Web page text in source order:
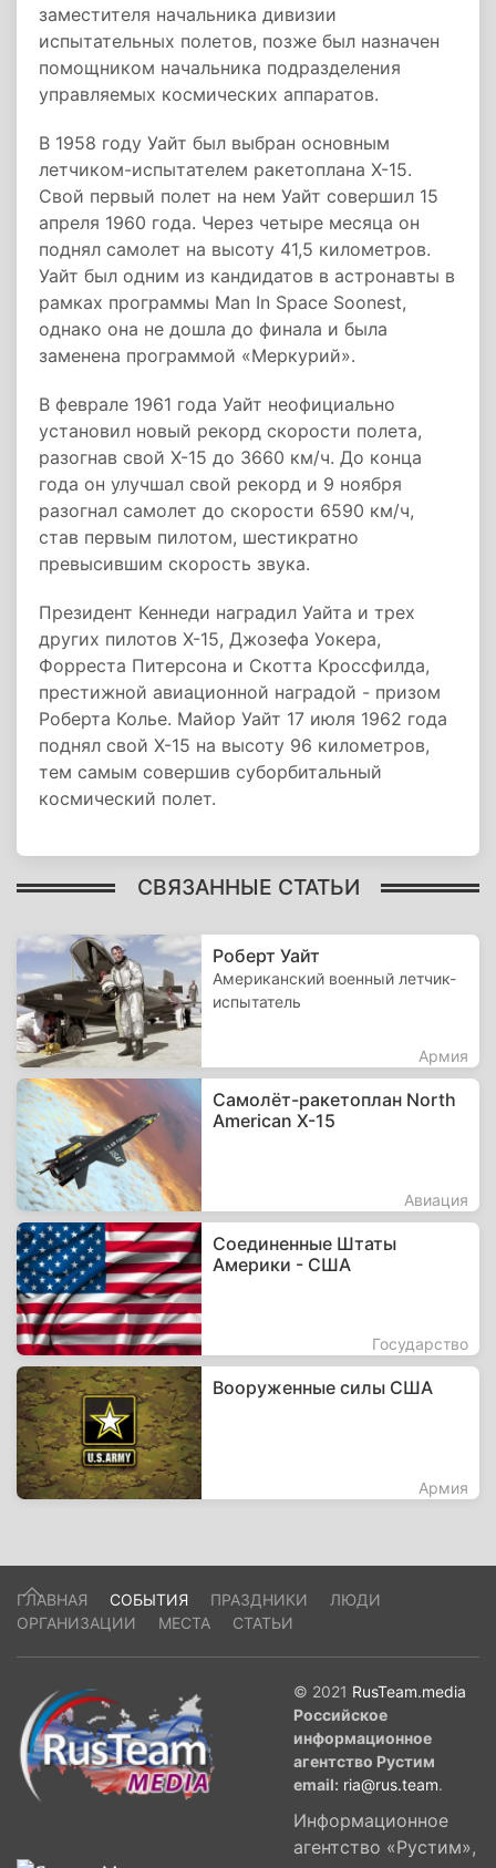
заместителя начальника дивизии
испытательных полетов, позже был назначен
помощником начальника подразделения
управляемых космических аппаратов.
В 1958 году Уайт был выбран основным
летчиком-испытателем ракетоплана X-15.
Свой первый полет на нем Уайт совершил 15
апреля 1960 года. Через четыре месяца он
поднял самолет на высоту 41,5 километров.
Уайт был одним из кандидатов в астронавты в
рамках программы Man In Space Soonest,
однако она не дошла до финала и была
заменена программой «Меркурий».
В феврале 1961 года Уайт неофициально
установил новый рекорд скорости полета,
разогнав свой X-15 до 3660 км/ч. До конца
года он улучшал свой рекорд и 9 ноября
разогнал самолет до скорости 6590 км/ч,
став первым пилотом, шестикратно
превысившим скорость звука.
Президент Кеннеди наградил Уайта и трех
других пилотов X-15, Джозефа Уокера,
Форреста Питерсона и Скотта Кроссфилда,
престижной авиационной наградой - призом
Роберта Колье. Майор Уайт 17 июля 1962 года
поднял свой X-15 на высоту 96 километров,
тем самым совершив суборбитальный
космический полет.
СВЯЗАННЫЕ СТАТЬИ
Роберт Уайт
Американский военный летчик-
испытатель
Армия
Самолёт-ракетоплан North
American X-15
Авиация
Соединенные Штаты
Америки - США
Государство
Вооруженные силы США
Армия
ГЛАВНАЯ СОБЫТИЯ ПРАЗДНИКИ
ЛЮДИ
ОРГАНИЗАЦИИ
МЕСТА СТАТЬИ
© 2021 RusTeam.media
Российское
информационное
агентство Рустим
email: ria@rus.team.
Информационное
агентство «Рустим»,